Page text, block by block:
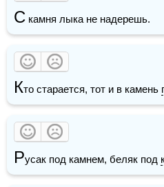
С камня лыка не надерешь.
Кто старается, тот и в камень
Русак под камнем, беляк под